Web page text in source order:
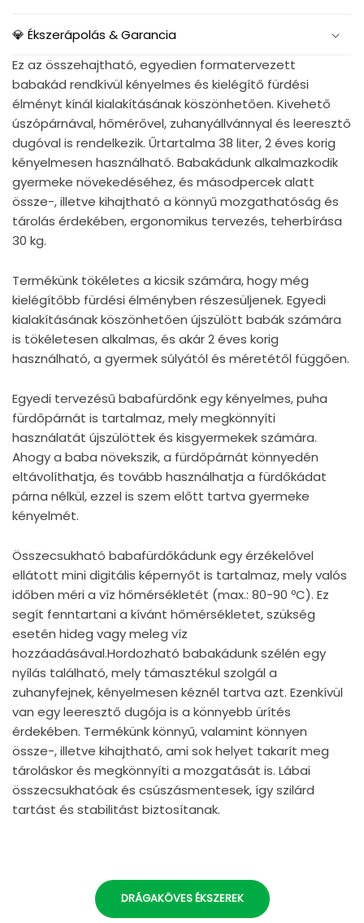
💎 Ékszerápolás & Garancia
Ez az összehajtható, egyedien formatervezett
babakád rendkívül kényelmes és kielégítő fürdési
élményt kínál kialakításának köszönhetően. Kivehető
úszópárnával, hőmérővel, zuhanyállvánnyal és leeresztő
dugóval is rendelkezik. Űrtartalma 38 liter, 2 éves korig
kényelmesen használható. Babakádunk alkalmazkodik
gyermeke növekedéséhez, és másodpercek alatt
össze-, illetve kihajtható a könnyű mozgathatóság és
tárolás érdekében, ergonomikus tervezés, teherbírása
30 kg.
Termékünk tökéletes a kicsik számára, hogy még
kielégítőbb fürdési élményben részesüljenek. Egyedi
kialakításának köszönhetően újszülött babák számára
is tökéletesen alkalmas, és akár 2 éves korig
használható, a gyermek súlyától és méretétől függően.
Egyedi tervezésű babafürdőnk egy kényelmes, puha
fürdőpárnát is tartalmaz, mely megkönnyíti
használatát újszülöttek és kisgyermekek számára.
Ahogy a baba növekszik, a fürdőpárnát könnyedén
eltávolíthatja, és tovább használhatja a fürdőkádat
párna nélkül, ezzel is szem előtt tartva gyermeke
kényelmét.
Összecsukható babafürdőkádunk egy érzékelővel
ellátott mini digitális képernyőt is tartalmaz, mely valós
időben méri a víz hőmérsékletét (max.: 80-90 ºC). Ez
segít fenntartani a kívánt hőmérsékletet, szükség
esetén hideg vagy meleg víz
hozzáadásával.Hordozható babakádunk szélén egy
nyílás található, mely támasztékul szolgál a
zuhanyfejnek, kényelmesen kéznél tartva azt. Ezenkívül
van egy leeresztő dugója is a könnyebb ürítés
érdekében. Termékünk könnyű, valamint könnyen
össze-, illetve kihajtható, ami sok helyet takarít meg
tároláskor és megkönnyíti a mozgatását is. Lábai
összecsukhatóak és csúszásmentesek, így szilárd
tartást és stabilitást biztosítanak.
DRÁGAKÖVES ÉKSZEREK